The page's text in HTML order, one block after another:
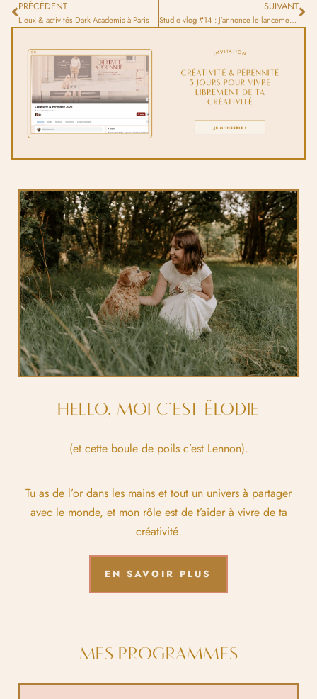
PRÉCÉDENT
Lieux & activités Dark Academia à Paris
SUIVANT
Studio vlog #14 : J’annonce le lancement de ma collection d’automne !
HELLO, MOI C’EST ËLODIE
(et cette boule de poils c’est Lennon).
Tu as de l’or dans les mains et tout un univers à partager
avec le monde, et mon rôle est de t’aider à vivre de ta
créativité.
EN SAVOIR PLUS
MES PROGRAMMES